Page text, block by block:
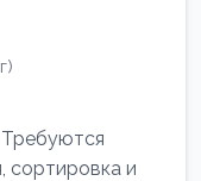
сортировка и